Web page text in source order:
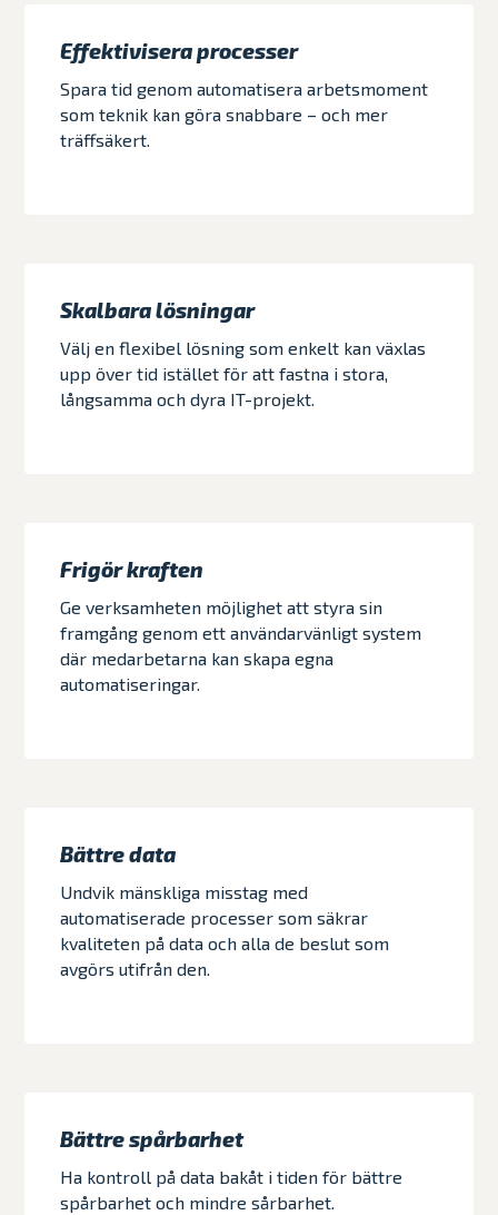
Effektivisera processer
Spara tid genom automatisera arbetsmoment
som teknik kan göra snabbare – och mer
träffsäkert.
Skalbara lösningar
Välj en flexibel lösning som enkelt kan växlas
upp över tid istället för att fastna i stora,
långsamma och dyra IT-projekt.
Frigör kraften
Ge verksamheten möjlighet att styra sin
framgång genom ett användarvänligt system
där medarbetarna kan skapa egna
automatiseringar.
Bättre data
Undvik mänskliga misstag med
automatiserade processer som säkrar
kvaliteten på data och alla de beslut som
avgörs utifrån den.
Bättre spårbarhet
Ha kontroll på data bakåt i tiden för bättre
spårbarhet och mindre sårbarhet.